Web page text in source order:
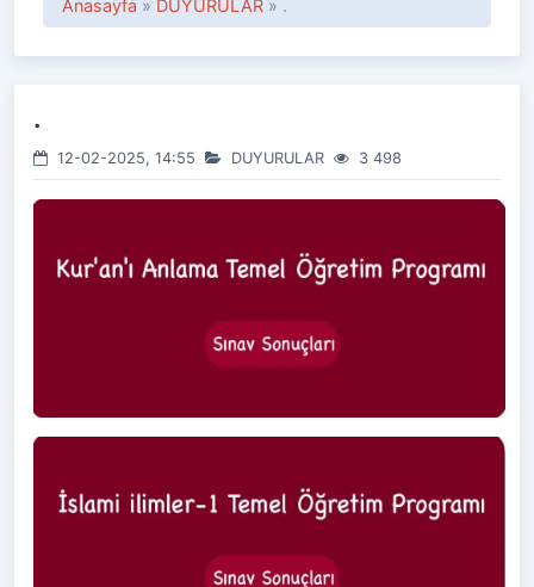
Anasayfa » DUYURULAR » .
.
12-02-2025, 14:55 DUYURULAR 3 498